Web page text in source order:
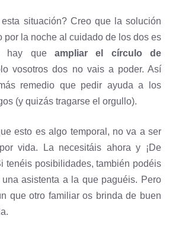
situación? Creo que la solución
por la noche al cuidado de los dos es
hay que ampliar el círculo de
vosotros dos no vais a poder. Así
remedio que pedir ayuda a los
(y quizás tragarse el orgullo).
esto es algo temporal, no va a ser
vida. La necesitáis ahora y ¡De
tenéis posibilidades, también podéis
asistenta a la que paguéis. Pero
que otro familiar os brinda de buen